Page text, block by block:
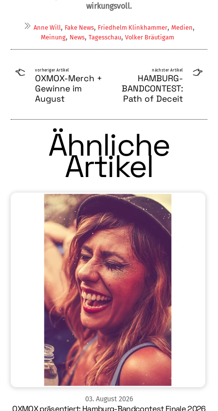
wirkungsvoll.
Anne Will, Fake News, Friedhelm Klinkhammer, Medien,
Meinung, News, Tagesschau, Volker Bräutigam
vorheriger Artikel
OXMOX-Merch +
Gewinne im
August
nächster Artikel
HAMBURG-
BANDCONTEST:
Path of Deceit
Ähnliche
Artikel
03. August 2026
OXMOX präsentiert: Hamburg-Bandcontest Finale 2026